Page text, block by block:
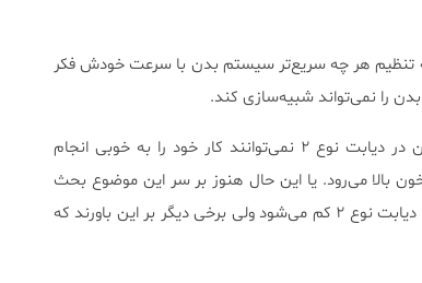
تنظیم هر چه سریع‌تر سیستم بدن با سرعت خودش فکر
را نمی‌تواند شبیه‌سازی کند.
مدت‌هاست که همه می‌دانیم سلول‌های تولیدکننده‌ی انسولین در دیابت نوع ۲ نمی‌توانند کار خود را به خوبی انجام
بالا می‌رود. یا این حال هنوز بر سر این موضوع بحث
وجود دارد؛ عده‌ای این ادعا را دارند که تعداد سلول‌های مذکور در دیابت نوع ۲ کم می‌شود ولی برخی دیگر بر این باورند که